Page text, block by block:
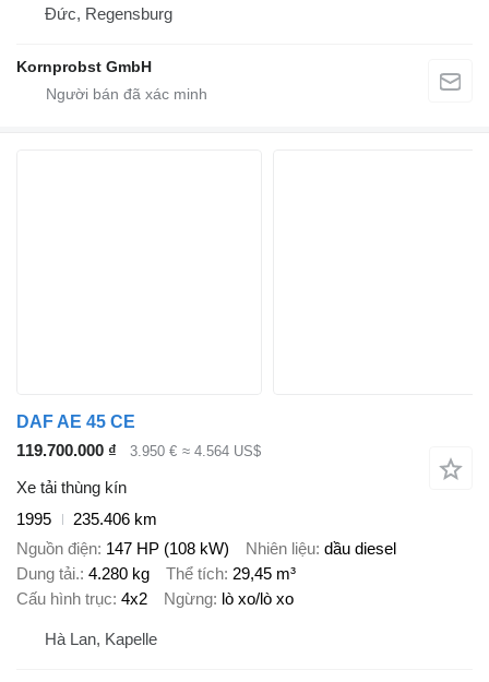
Đức, Regensburg
Kornprobst GmbH
DAF AE 45 CE
119.700.000 ₫
3.950 € ≈ 4.564 US$
Xe tải thùng kín
1995
235.406 km
Nguồn điện 147 HP (108 kW) Nhiên liệu dầu diesel
Dung tải. 4.280 kg Thể tích 29,45 m³
Cấu hình trục 4x2 Ngừng lò xo/lò xo
Hà Lan, Kapelle